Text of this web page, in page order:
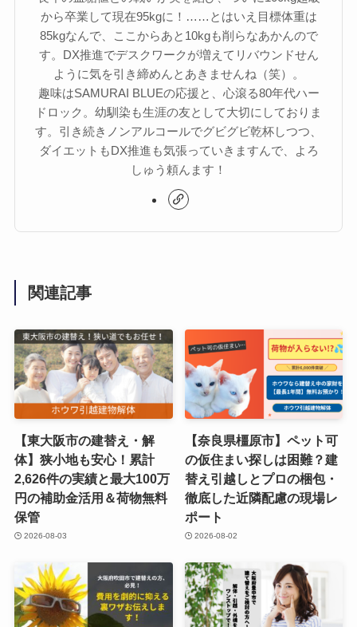
から卒業して現在95kgに！……とはいえ目標体重は
85kgなんで、ここからあと10kgも削らなあかんので
す。DX推進でデスクワークが増えてリバウンドせん
ように気を引き締めんとあきませんね（笑）。
趣味はSAMURAI BLUEの応援と、心滾る80年代ハー
ドロック。幼馴染も生涯の友として大切にしておりま
す。引き続きノンアルコールでグビグビ乾杯しつつ、
ダイエットもDX推進も気張っていきますんで、よろ
しゅう頼んます！
関連記事
【東大阪市の建替え・解
体】狭小地も安心！累計
2,626件の実績と最大100万
円の補助金活用＆荷物無料
保管
2026-08-03
【奈良県橿原市】ペット可
の仮住まい探しは困難？建
替え引越しとプロの梱包・
徹底した近隣配慮の現場レ
ポート
2026-08-02